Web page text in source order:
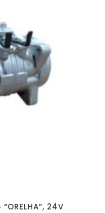
“ORELHA”, 24V